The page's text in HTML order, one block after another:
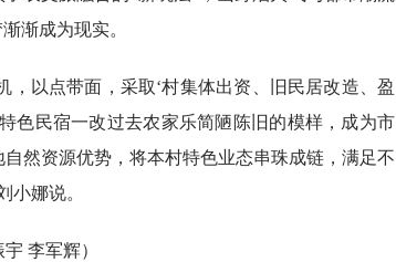
渐成为现实。
，以点带面，采取‘村集体出资、旧民居改造、盈
色民宿一改过去农家乐简陋陈旧的模样，成为市
然资源优势，将本村特色业态串珠成链，满足不
小娜说。
李军辉）